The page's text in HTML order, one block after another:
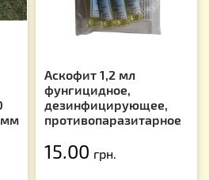
мм
Аскофит 1,2 мл
фунгицидное,
дезинфицирующее,
противопаразитарное
15.00 грн.